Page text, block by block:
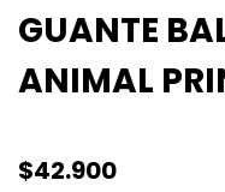
GUANTE
ANIMAL
$42.900